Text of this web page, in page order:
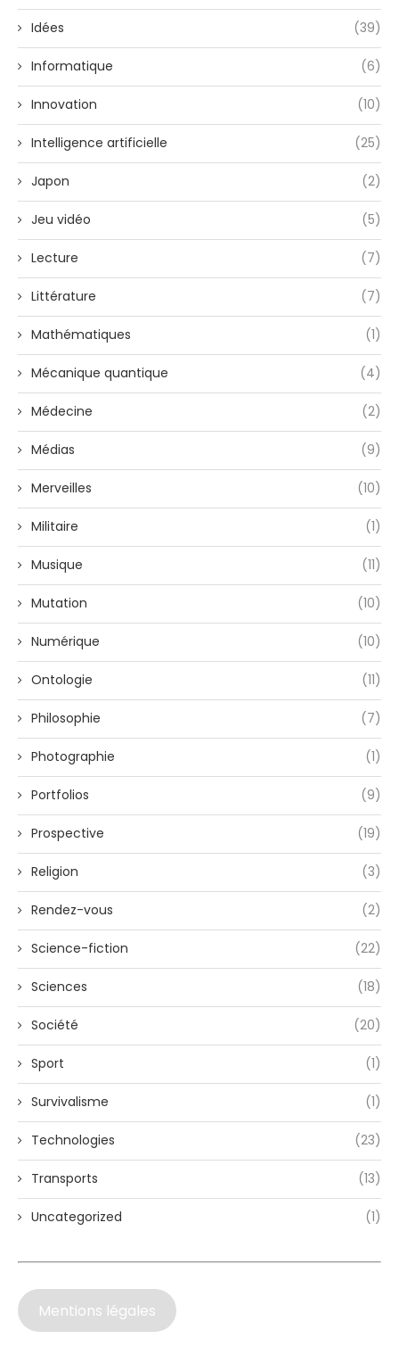
Idées (39)
Informatique (6)
Innovation (10)
Intelligence artificielle (25)
Japon (2)
Jeu vidéo (5)
Lecture (7)
Littérature (7)
Mathématiques (1)
Mécanique quantique (4)
Médecine (2)
Médias (9)
Merveilles (10)
Militaire (1)
Musique (11)
Mutation (10)
Numérique (10)
Ontologie (11)
Philosophie (7)
Photographie (1)
Portfolios (9)
Prospective (19)
Religion (3)
Rendez-vous (2)
Science-fiction (22)
Sciences (18)
Société (20)
Sport (1)
Survivalisme (1)
Technologies (23)
Transports (13)
Uncategorized (1)
Mentions légales